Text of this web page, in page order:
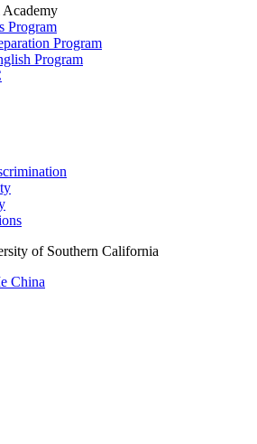
Program
Program
Program
of Southern California
China